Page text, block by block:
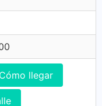
Cómo llegar